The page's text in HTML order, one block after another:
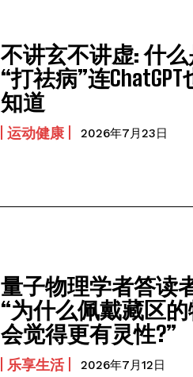
不讲玄不讲虚: 什么
“打祛病”连ChatGPT
知道
运动健康 2026年7月23日
量子物理学者答读
“为什么佩戴藏区
会觉得更有灵性?”
乐享生活 2026年7月12日